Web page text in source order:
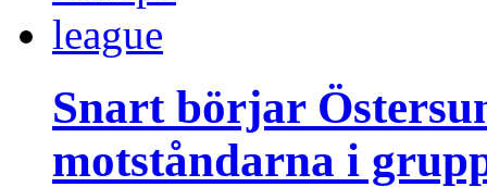
Snart börjar
motståndarna i